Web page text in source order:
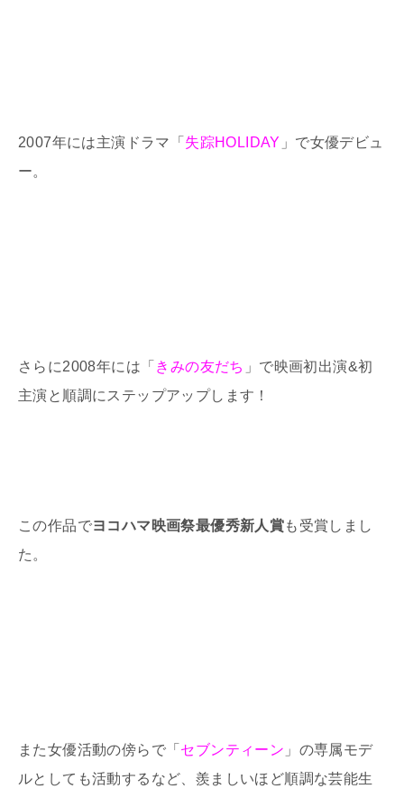
2007年には主演ドラマ「 失踪HOLIDAY 」で女優デビュ
ー。
さらに2008年には「 きみの友だち 」で映画初出演&初
主演と順調にステップアップします！
この作品でヨコハマ映画祭最優秀新人賞も受賞しまし
た。
また女優活動の傍らで「 セブンティーン 」の専属モデ
ルとしても活動するなど、羨ましいほど順調な芸能生